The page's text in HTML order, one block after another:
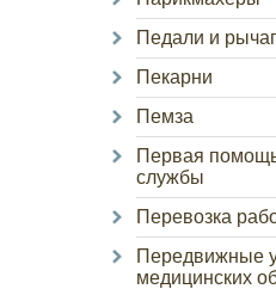
Педали и
Пекарни
Пемза
Первая
службы
Перевозка
Передвижные
медицинских